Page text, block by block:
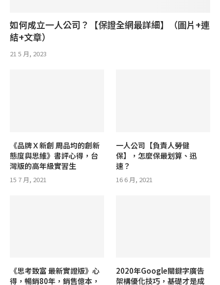
如何成立一人公司？【保證全網最詳細】（圖片+連
結+文章）
21 5 月, 2023
《品牌Ｘ新創 周品均的創新
態度與思維》書評心得，台
灣版的高年級實習生
15 7 月, 2021
一人公司【負責人勞健
保】，怎麼保最划算、迅
速？
16 6 月, 2021
《思考致富 最新實證版》心
得，暢銷80年，銷售億本，
2020年Google關鍵字廣告
架構優化技巧，基礎才是成